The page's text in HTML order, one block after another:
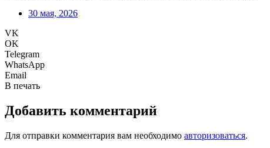
30 мая, 2026
VK
OK
Telegram
WhatsApp
Email
В печать
Добавить комментарий
Для отправки комментария вам необходимо авторизоваться.